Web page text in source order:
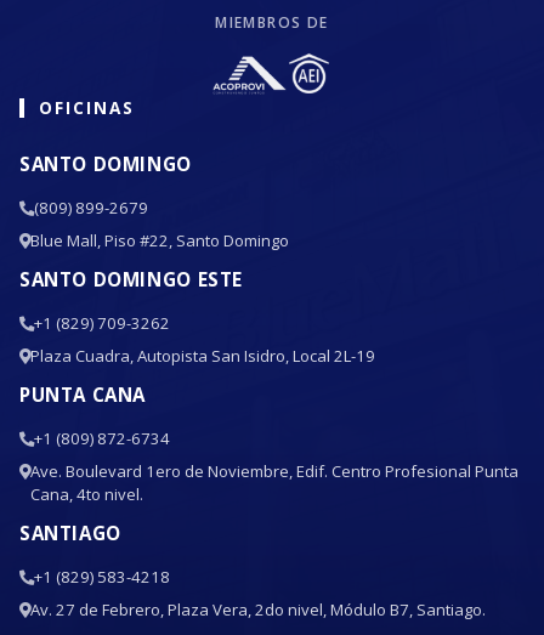
MIEMBROS DE
OFICINAS
SANTO DOMINGO
(809) 899-2679
Blue Mall, Piso #22, Santo Domingo
SANTO DOMINGO ESTE
+1 (829) 709-3262
Plaza Cuadra, Autopista San Isidro, Local 2L-19
PUNTA CANA
+1 (809) 872-6734
Ave. Boulevard 1ero de Noviembre, Edif. Centro Profesional Punta
Cana, 4to nivel.
SANTIAGO
+1 (829) 583-4218
Av. 27 de Febrero, Plaza Vera, 2do nivel, Módulo B7, Santiago.